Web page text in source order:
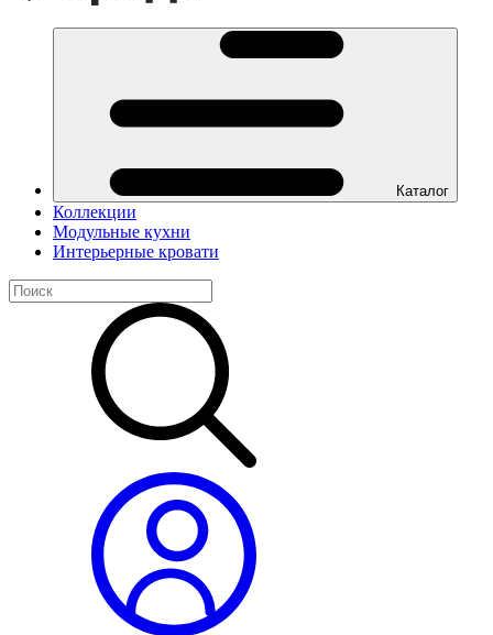
Каталог
Коллекции
Модульные кухни
Интерьерные кровати